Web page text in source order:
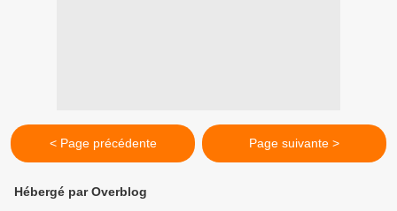
< Page précédente Page suivante >
Hébergé par Overblog